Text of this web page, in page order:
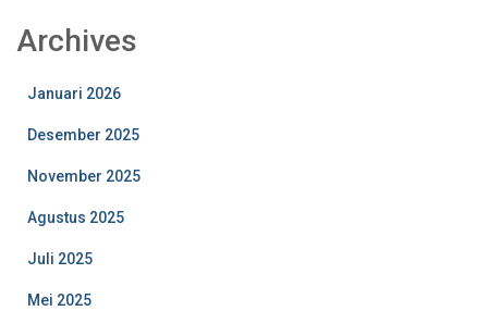
Archives
Januari 2026
Desember 2025
November 2025
Agustus 2025
Juli 2025
Mei 2025